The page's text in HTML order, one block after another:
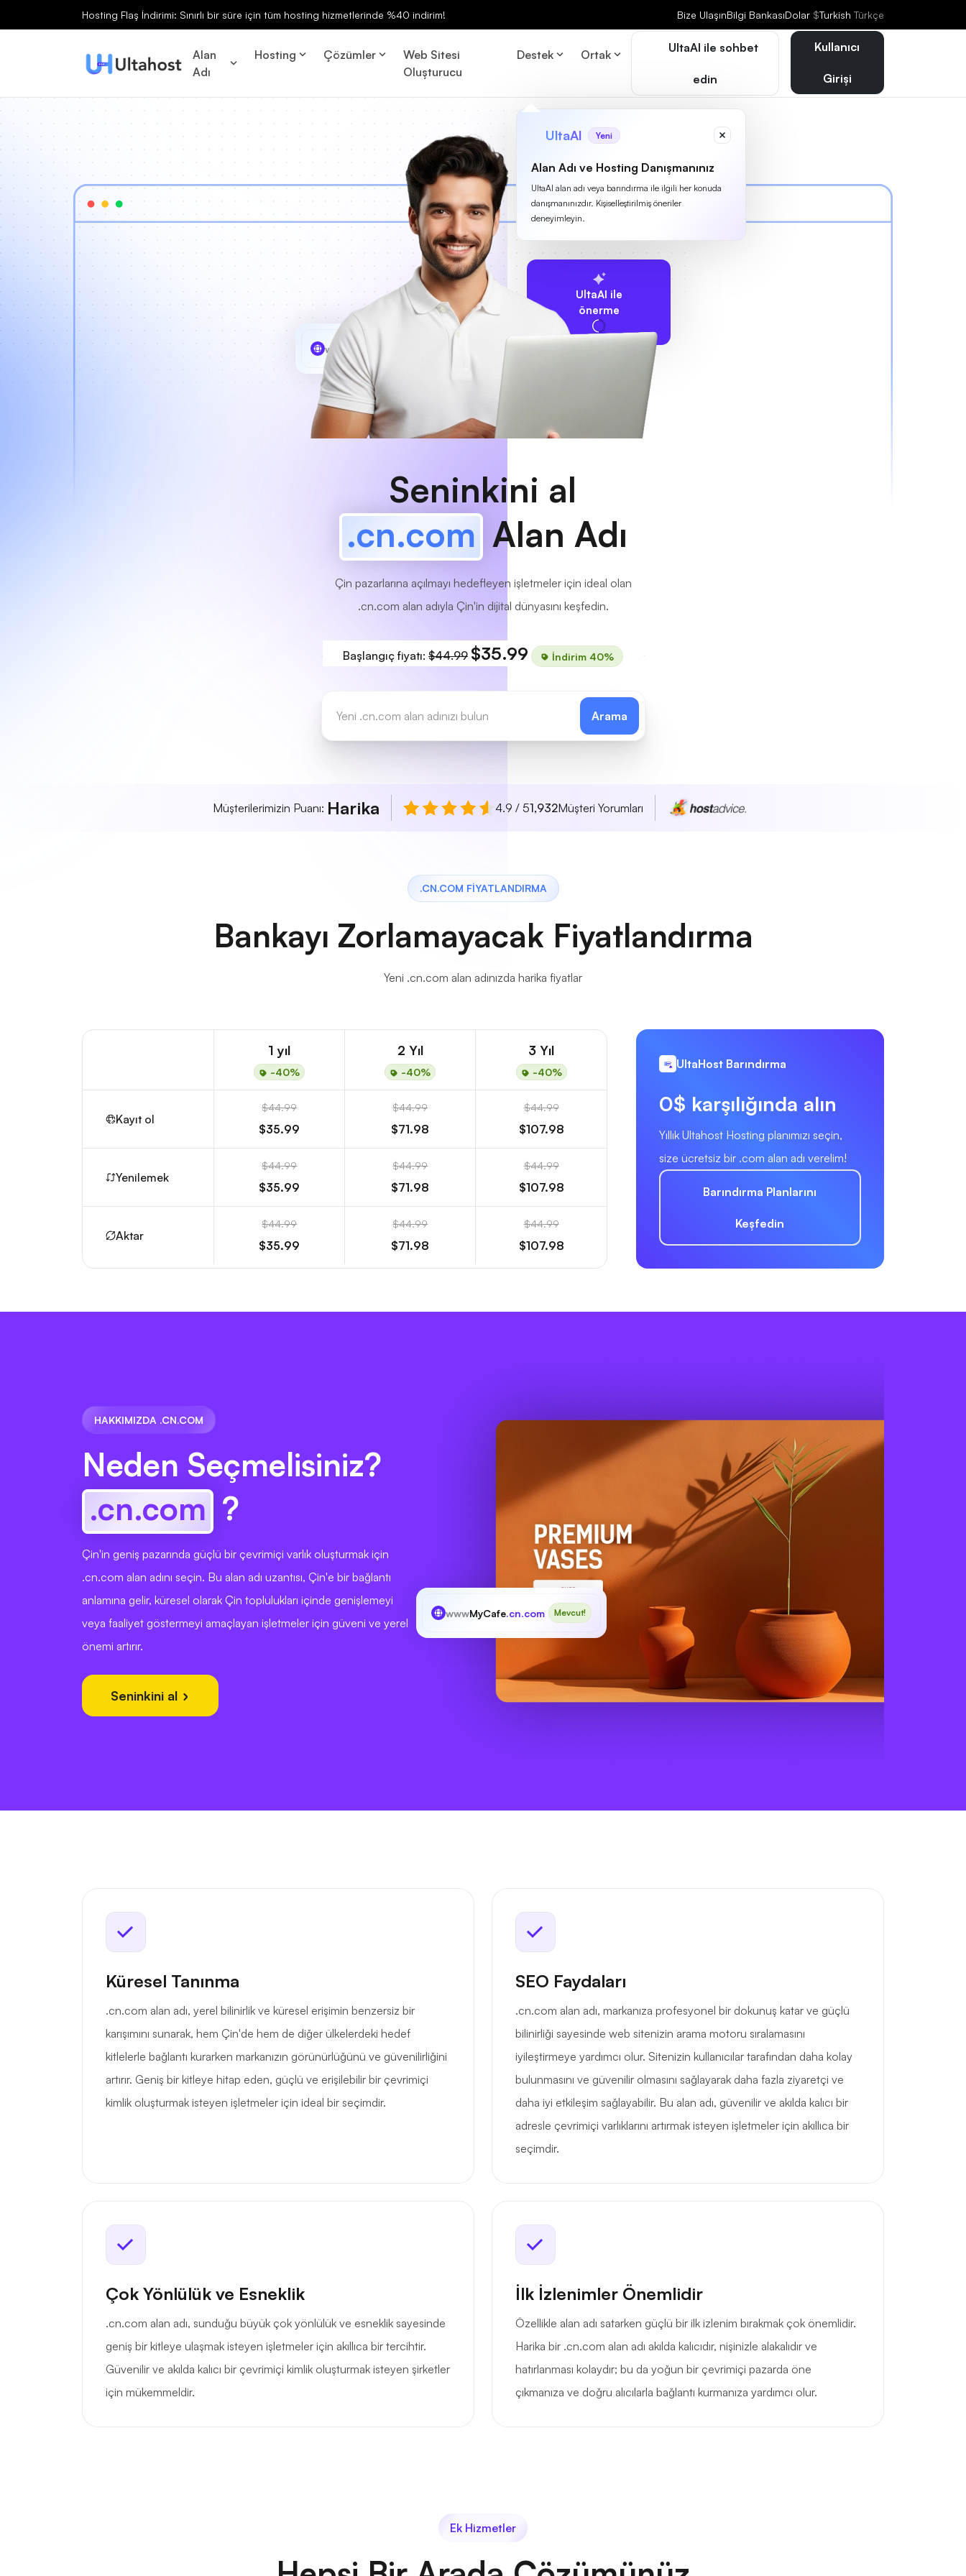
Hosting Flaş İndirimi: Sınırlı bir süre için tüm hosting hizmetlerinde %40 indirim! Bize UlaşınBilgi BankasıDolar $Turkish Türkçe
Alan
Adı
Hosting Çözümler
Web Sitesi
Oluşturucu
Destek Ortak UltaAI ile sohbet
edin
UltaAI Yeni
Alan Adı ve Hosting Danışmanınız
UltaAI alan adı veya barındırma ile ilgili her konuda
danışmanınızdır. Kişiselleştirilmiş öneriler
deneyimleyin.
Kullanıcı
Girişi
UltaAI ile
önerme
www MyCafe
Seninkini al
.cn.com Alan Adı
Çin pazarlarına açılmayı hedefleyen işletmeler için ideal olan
.cn.com alan adıyla Çin'in dijital dünyasını keşfedin.
Başlangıç fiyatı: $44.99 $35.99 İndirim 40%
Arama
Müşterilerimizin Puanı: Harika 4.9 / 51,932Müşteri Yorumları
.CN.COM FIYATLANDIRMA
Bankayı Zorlamayacak Fiyatlandırma
Yeni .cn.com alan adınızda harika fiyatlar
1 yıl
-40%
2 Yıl
-40%
3 Yıl
-40%
Kayıt ol
$44.99
$35.99
$44.99
$71.98
$44.99
$107.98
Yenilemek
$44.99
$35.99
$44.99
$71.98
$44.99
$107.98
Aktar
$44.99
$35.99
$44.99
$71.98
$44.99
$107.98
UltaHost Barındırma
0$ karşılığında alın
Yıllık Ultahost Hosting planımızı seçin,
size ücretsiz bir .com alan adı verelim!
Barındırma Planlarını
Keşfedin
HAKKIMIZDA .CN.COM
Neden Seçmelisiniz?
.cn.com ?
Çin'in geniş pazarında güçlü bir çevrimiçi varlık oluşturmak için
.cn.com alan adını seçin. Bu alan adı uzantısı, Çin'e bir bağlantı
anlamına gelir, küresel olarak Çin toplulukları içinde genişlemeyi
veya faaliyet göstermeyi amaçlayan işletmeler için güveni ve yerel
önemi artırır.
Seninkini al
wwwMyCafe.cn.com Mevcut!
Küresel Tanınma
.cn.com alan adı, yerel bilinirlik ve küresel erişimin benzersiz bir
karışımını sunarak, hem Çin'de hem de diğer ülkelerdeki hedef
kitlelerle bağlantı kurarken markanızın görünürlüğünü ve güvenilirliğini
artırır. Geniş bir kitleye hitap eden, güçlü ve erişilebilir bir çevrimiçi
kimlik oluşturmak isteyen işletmeler için ideal bir seçimdir.
SEO Faydaları
.cn.com alan adı, markanıza profesyonel bir dokunuş katar ve güçlü
bilinirliği sayesinde web sitenizin arama motoru sıralamasını
iyileştirmeye yardımcı olur. Sitenizin kullanıcılar tarafından daha kolay
bulunmasını ve güvenilir olmasını sağlayarak daha fazla ziyaretçi ve
daha iyi etkileşim sağlayabilir. Bu alan adı, güvenilir ve akılda kalıcı bir
adresle çevrimiçi varlıklarını artırmak isteyen işletmeler için akıllıca bir
seçimdir.
Çok Yönlülük ve Esneklik
.cn.com alan adı, sunduğu büyük çok yönlülük ve esneklik sayesinde
geniş bir kitleye ulaşmak isteyen işletmeler için akıllıca bir tercihtir.
Güvenilir ve akılda kalıcı bir çevrimiçi kimlik oluşturmak isteyen şirketler
için mükemmeldir.
İlk İzlenimler Önemlidir
Özellikle alan adı satarken güçlü bir ilk izlenim bırakmak çok önemlidir.
Harika bir .cn.com alan adı akılda kalıcıdır, nişinizle alakalıdır ve
hatırlanması kolaydır; bu da yoğun bir çevrimiçi pazarda öne
çıkmanıza ve doğru alıcılarla bağlantı kurmanıza yardımcı olur.
Ek Hizmetler